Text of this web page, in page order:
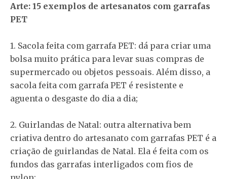
Arte: 15 exemplos de artesanatos com garrafas
PET
1. Sacola feita com garrafa PET: dá para criar uma
bolsa muito prática para levar suas compras de
supermercado ou objetos pessoais. Além disso, a
sacola feita com garrafa PET é resistente e
aguenta o desgaste do dia a dia;
2. Guirlandas de Natal: outra alternativa bem
criativa dentro do artesanato com garrafas PET é a
criação de guirlandas de Natal. Ela é feita com os
fundos das garrafas interligados com fios de